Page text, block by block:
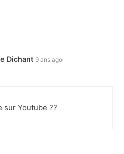
Dichant 9 ans ago
sur Youtube ??